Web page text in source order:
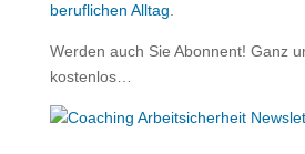
beruflichen Alltag
Werden auch Sie Abonnent! Ganz
kostenlos…